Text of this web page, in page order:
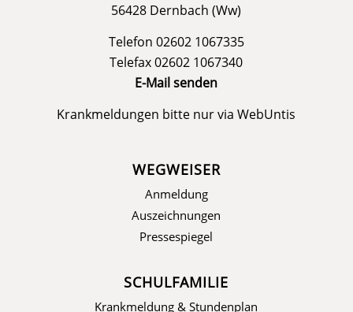
56428 Dernbach (Ww)
Telefon 02602 1067335
Telefax 02602 1067340
E-Mail senden
Krankmeldungen bitte nur viaWebUntis
WEGWEISER
Anmeldung
Auszeichnungen
Pressespiegel
SCHULFAMILIE
Krankmeldung & Stundenplan